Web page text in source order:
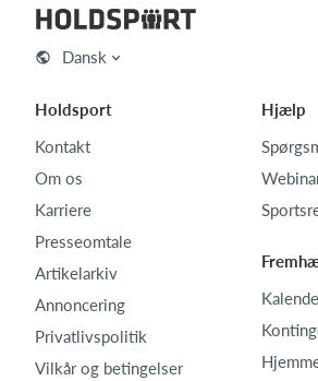
Dansk
Holdsport
Kontakt
Om os
Karriere
Presseomtale
Artikelarkiv
Annoncering
Privatlivspolitik
Vilkår og betingelser
Hjælp